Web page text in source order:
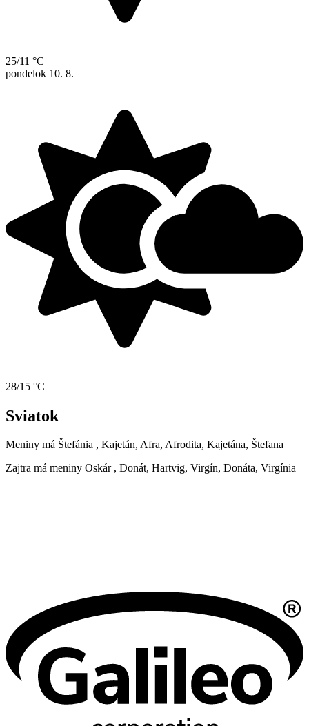
25/11 °C
pondelok 10. 8.
28/15 °C
Sviatok
Meniny má Štefánia , Kajetán, Afra, Afrodita, Kajetána, Štefana
Zajtra má meniny Oskár , Donát, Hartvig, Virgín, Donáta, Virgínia